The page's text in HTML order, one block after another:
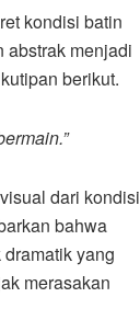
kondisi batin
abstrak menjadi
berikut.
dari kondisi
bahwa
yang
merasakan